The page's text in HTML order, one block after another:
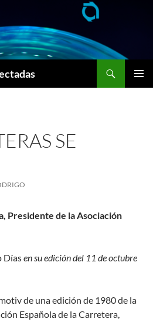
SE
Presidente de la Asociación
Díasen su edición del 11 de octubre
de una edición de 1980 de la
Española de la Carretera,